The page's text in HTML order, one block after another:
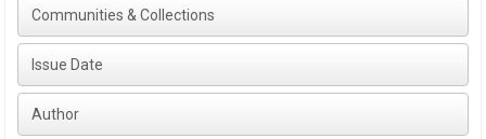
Communities & Collections
Issue Date
Author